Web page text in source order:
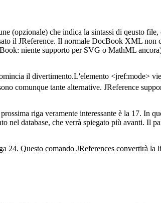
(opzionale) che indica la sintassi di qeusto
il JReference. Il normale DocBook XML
niente supporto per SVG o MathML
il divertimento.L'elemento <jref:mode>
comunque tante alternative. JReference
riga veramente interessante è la 17.
database, che verrà spiegato più avanti. Il
24. Questo comando JReferences convertirà